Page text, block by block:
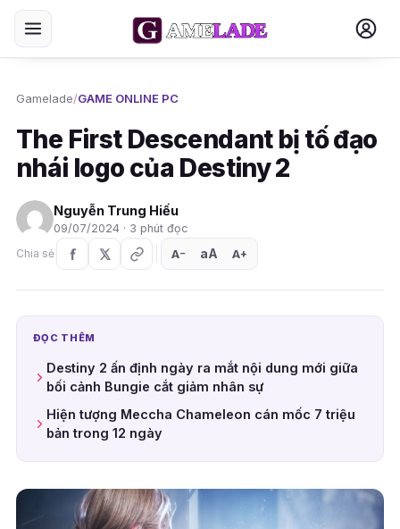
Gamelade/GAME ONLINE PC
The First Descendant bị tố đạo
nhái logo của Destiny 2
Nguyễn Trung Hiếu
09/07/2024 · 3 phút đọc
Chia sẻ
A− aA A+
ĐỌC THÊM
Destiny 2 ấn định ngày ra mắt nội dung mới giữa
bối cảnh Bungie cắt giảm nhân sự
Hiện tượng Meccha Chameleon cán mốc 7 triệu
bản trong 12 ngày